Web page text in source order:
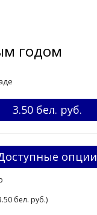
годом
3.50 бел. руб.
опции
бел. руб.)